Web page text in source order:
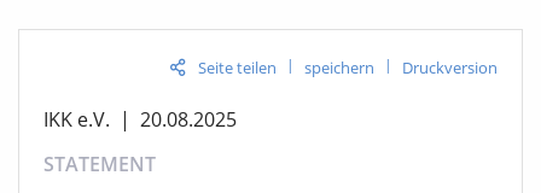
Seite teilen | speichern | Druckversion
IKK e.V. | 20.08.2025
STATEMENT